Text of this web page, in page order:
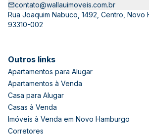
contato@wallauimoveis.com.br
Rua Joaquim Nabuco, 1492, Centro, Novo
93310-002
Outros links
Apartamentos para Alugar
Apartamentos à Venda
Casa para Alugar
Casas à Venda
Imóveis à Venda em Novo Hamburgo
Corretores